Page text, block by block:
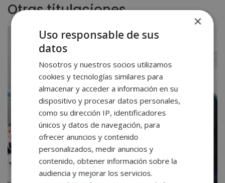
Otras titulaciones
×
Uso responsable de sus
datos
Nosotros y nuestros socios utilizamos
cookies y tecnologías similares para
almacenar y acceder a información en su
dispositivo y procesar datos personales,
como su dirección IP, identificadores
únicos y datos de navegación, para
ofrecer anuncios y contenido
personalizados, medir anuncios y
contenido, obtener información sobre la
audiencia y mejorar los servicios.